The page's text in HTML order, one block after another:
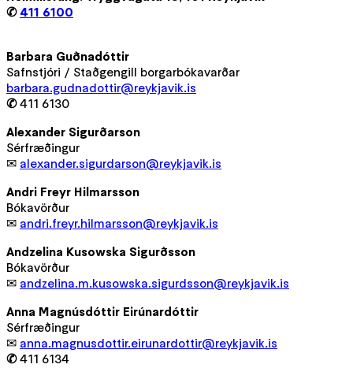
✆ 411 6100
Barbara Guðnadóttir
Safnstjóri / Staðgengill borgarbókavarðar
barbara.gudnadottir@reykjavik.is
✆411 6130
Alexander Sigurðarson
Sérfræðingur
✉ alexander.sigurdarson@reykjavik.is
Andri Freyr Hilmarsson
Bókavörður
✉ andri.freyr.hilmarsson@reykjavik.is
Andzelina Kusowska Sigurðsson
Bókavörður
✉ andzelina.m.kusowska.sigurdsson@reykjavik.is
Anna Magnúsdóttir Eirúnardóttir
Sérfræðingur
✉ anna.magnusdottir.eirunardottir@reykjavik.is
✆411 6134